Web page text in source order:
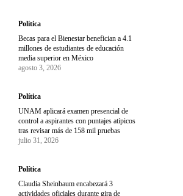
Política
Becas para el Bienestar benefician a 4.1
millones de estudiantes de educación
media superior en México
agosto 3, 2026
Política
UNAM aplicará examen presencial de
control a aspirantes con puntajes atípicos
tras revisar más de 158 mil pruebas
julio 31, 2026
Política
Claudia Sheinbaum encabezará 3
actividades oficiales durante gira de